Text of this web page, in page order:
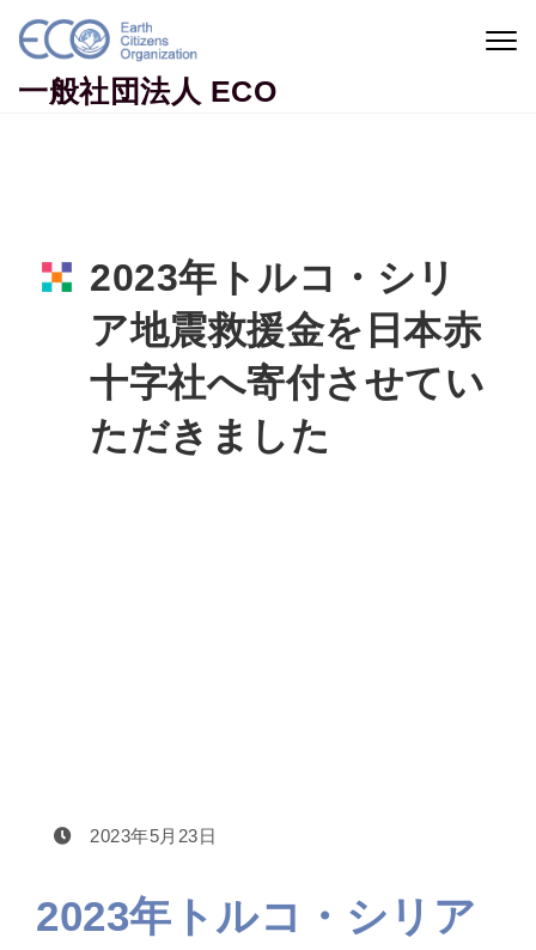
Skip to content
一般社団法人 ECO
2023年トルコ・シリ
ア地震救援金を日本赤
十字社へ寄付させてい
ただきました
2023年5月23日
2023年トルコ・シリア